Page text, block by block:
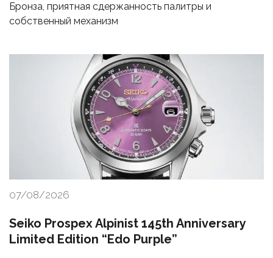
Бронза, приятная сдержанность палитры и
собственный механизм
07/08/2026
Seiko Prospex Alpinist 145th Anniversary
Limited Edition “Edo Purple”